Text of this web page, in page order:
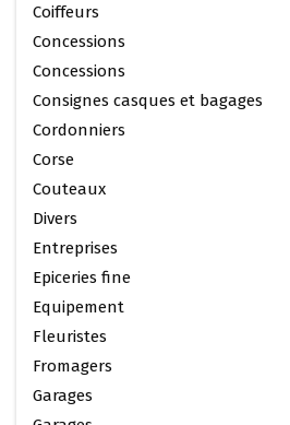
Coiffeurs
Concessions
Concessions
Consignes casques et bagages
Cordonniers
Corse
Couteaux
Divers
Entreprises
Epiceries fine
Equipement
Fleuristes
Fromagers
Garages